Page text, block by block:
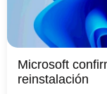
Microsoft
reinstalación